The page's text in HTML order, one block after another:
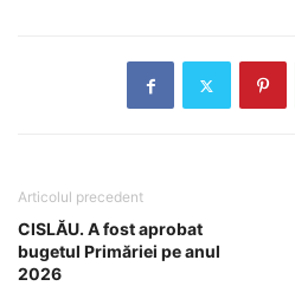
Articolul precedent
CISLĂU. A fost aprobat
bugetul Primăriei pe anul
2026